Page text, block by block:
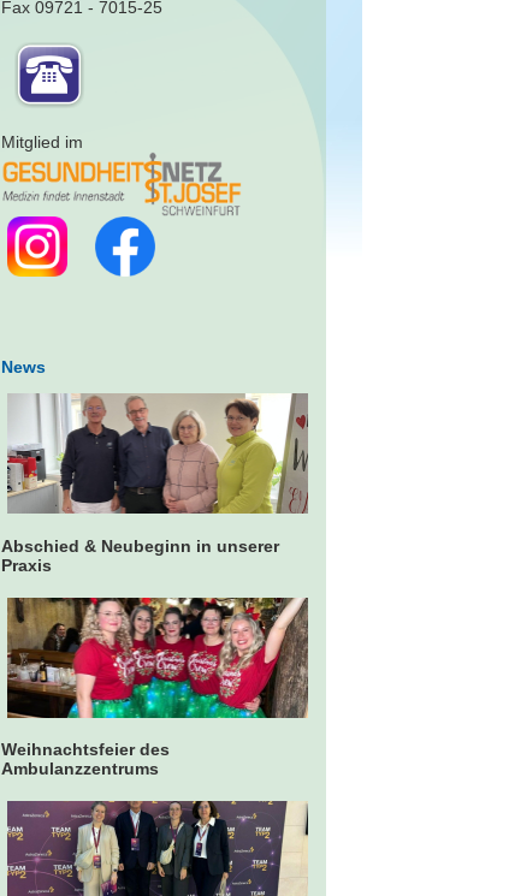
Fax 09721 - 7015-25
Mitglied im
News
Abschied & Neubeginn in unserer
Praxis
Weihnachtsfeier des
Ambulanzzentrums